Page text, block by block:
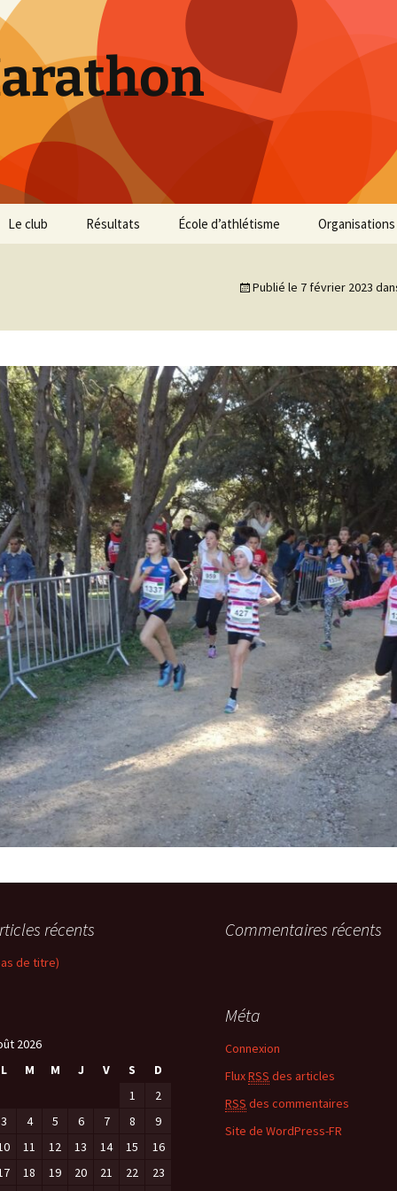
Le club
Vie du club
Résultats
Courses 2023
Courses 2022
Courses 2021
Courses 2020
École d’athlétisme Organisations
Publié le 7 février 2023
récents
de titre)
Commentaires récents
Méta
Connexion
FluxRSS des articles
RSS des commentaires
Site de WordPress-FR
2026
L
M M J V S
D
1
2
3
4 5 6 7 8
9
11 12 13 14 15
16
18 19 20 21 22
23